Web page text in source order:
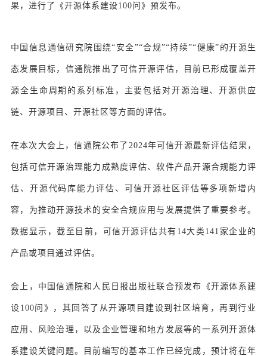
果，进行了《开源体系建设100问》预发布。
中国信息通信研究院 围绕“安全”“合规”“持续”“健康”的开源生
态发展目标，信通院推出了可信开源评估，目前已形成覆盖开
源全生命周期的系列标准，主要包括对开源治理、开源供应
链、开源项目、开源社区等方面的评估。
在本次大会上，信通院公布了2024年可信开源最新评估结果，
包括可信开源治理能力成熟度评估、软件产品开源合规能力评
估、开源代码库能力评估、可信开源社区评估等多项新增内
容，为推动开源技术的安全合规应用与发展提供了重要参考。
数据显示，截至目前，可信开源评估共有14大类141家企业的
产品或项目通过评估。
会上，中国信通院和人民日报出版社联合预发布《开源体系建
设100问》，其回答了从开源项目建设到社区培育，再到行业
应用、风险治理，以及企业管理和地方发展等的一系列开源体
系建设关键问题。目前编写的基本工作已经完成，预计将在年